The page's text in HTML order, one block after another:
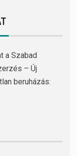
a Szabad
– Új
beruházás: